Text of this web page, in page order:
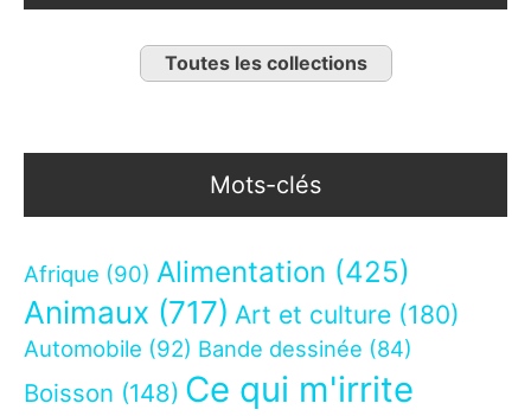
Toutes les collections
Mots-clés
Afrique (90) Alimentation (425)
Animaux (717) Art et culture (180)
Automobile (92) Bande dessinée (84)
Boisson (148) Ce qui m'irrite